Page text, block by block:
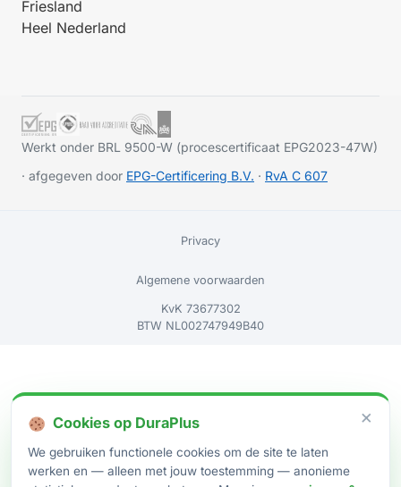
Friesland
Heel Nederland
Werkt onder BRL 9500-W (procescertificaat EPG2023-47W)
· afgegeven door EPG-Certificering B.V. · RvA C 607
×
Cookies op DuraPlus
We gebruiken functionele cookies om de site te laten
werken en — alleen met jouw toestemming — anonieme
Privacy
Algemene voorwaarden
KvK 73677302
BTW NL002747949B40